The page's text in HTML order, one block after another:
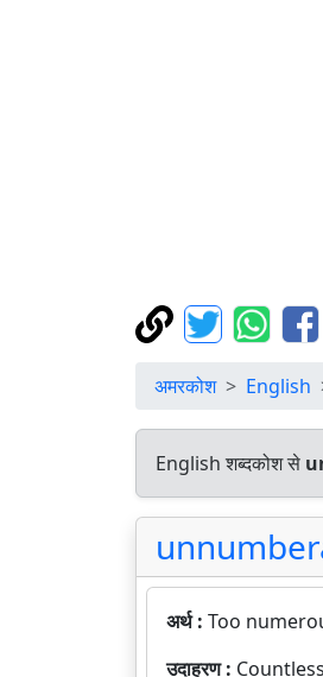
अमरकोश English
English शब्दकोश से
अर्थ : Too
उदाहरण :